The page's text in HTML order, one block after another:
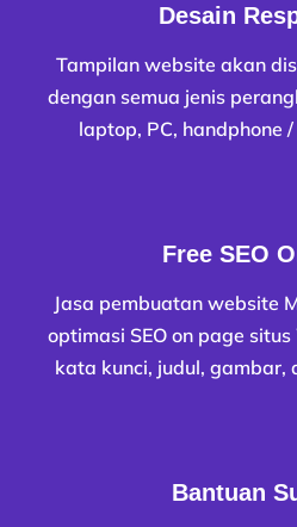
Desain
Tampilan website akan
dengan semua jenis
laptop, PC, handphone
Free SEO
Jasa pembuatan website
optimasi SEO on page
kata kunci, judul, gambar,
Bantuan